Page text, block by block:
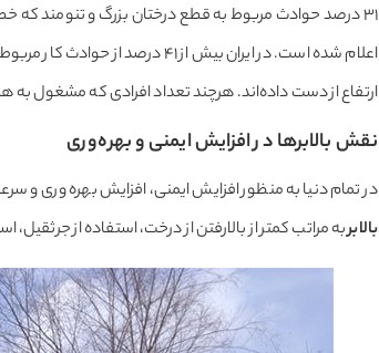
ارتفاع از دست داده‌اند. هرچند تعداد افرادی که
نقش بالابرها در افزایش ایمنی و بهره‌وری
در تمام دنیا به منظور افزایش ایمنی، افزایش بهره وری و
بالابربه مراتب کمتر از بالارفتن از درخت، استفاده از